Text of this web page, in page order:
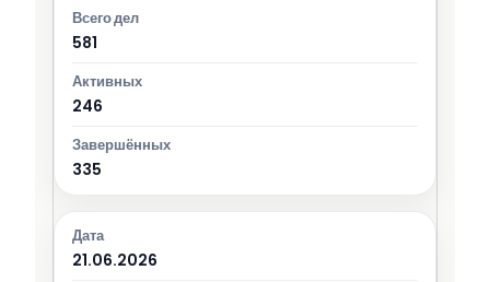
581
246
335
21.06.2026